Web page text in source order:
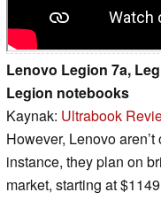
Lenovo Legion 7a,
Legion notebooks
Kaynak: Ultrabook
However, Lenovo
instance, they plan on
market, starting at